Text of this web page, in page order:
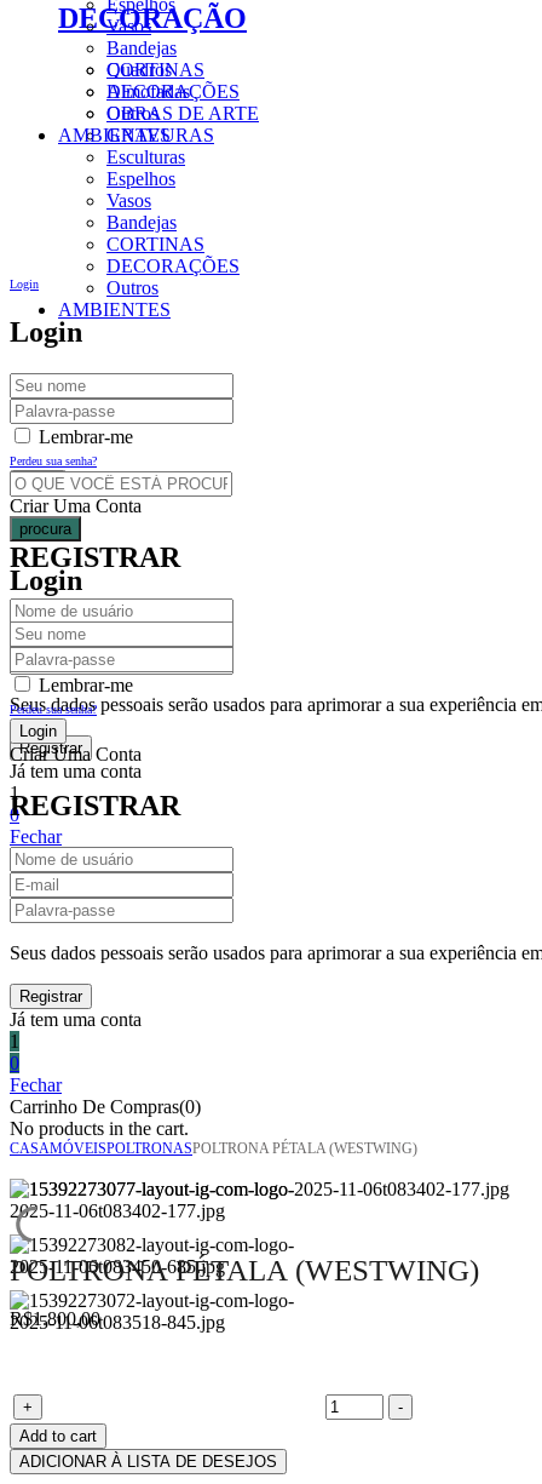
Vasos
Bandejas
CORTINAS
DECORAÇÕES
Outros
AMBIENTES
Login
Login
Lembrar-me
Perdeu sua senha?
Criar Uma Conta
REGISTRAR
Seus dados pessoais serão usados para aprimorar a sua experiência
Já tem uma conta
1
0
Fechar
Carrinho De Compras(0)
No products in the cart.
DECORAÇÃO
Quadros
Almofadas
OBRAS DE ARTE
GRAVURAS
Esculturas
Espelhos
Vasos
Bandejas
CORTINAS
DECORAÇÕES
Outros
AMBIENTES
procura
Login
Lembrar-me
Perdeu sua senha?
Criar Uma Conta
REGISTRAR
Seus dados pessoais serão usados para aprimorar a sua experiência
Já tem uma conta
1
0
Fechar
Carrinho De Compras(0)
No products in the cart.
CASAMÓVEISPOLTRONASPOLTRONA PÉTALA (WESTWING)
POLTRONA PÉTALA (WESTWING)
R$1.800,00
+
-
Add to cart
ADICIONAR À LISTA DE DESEJOS